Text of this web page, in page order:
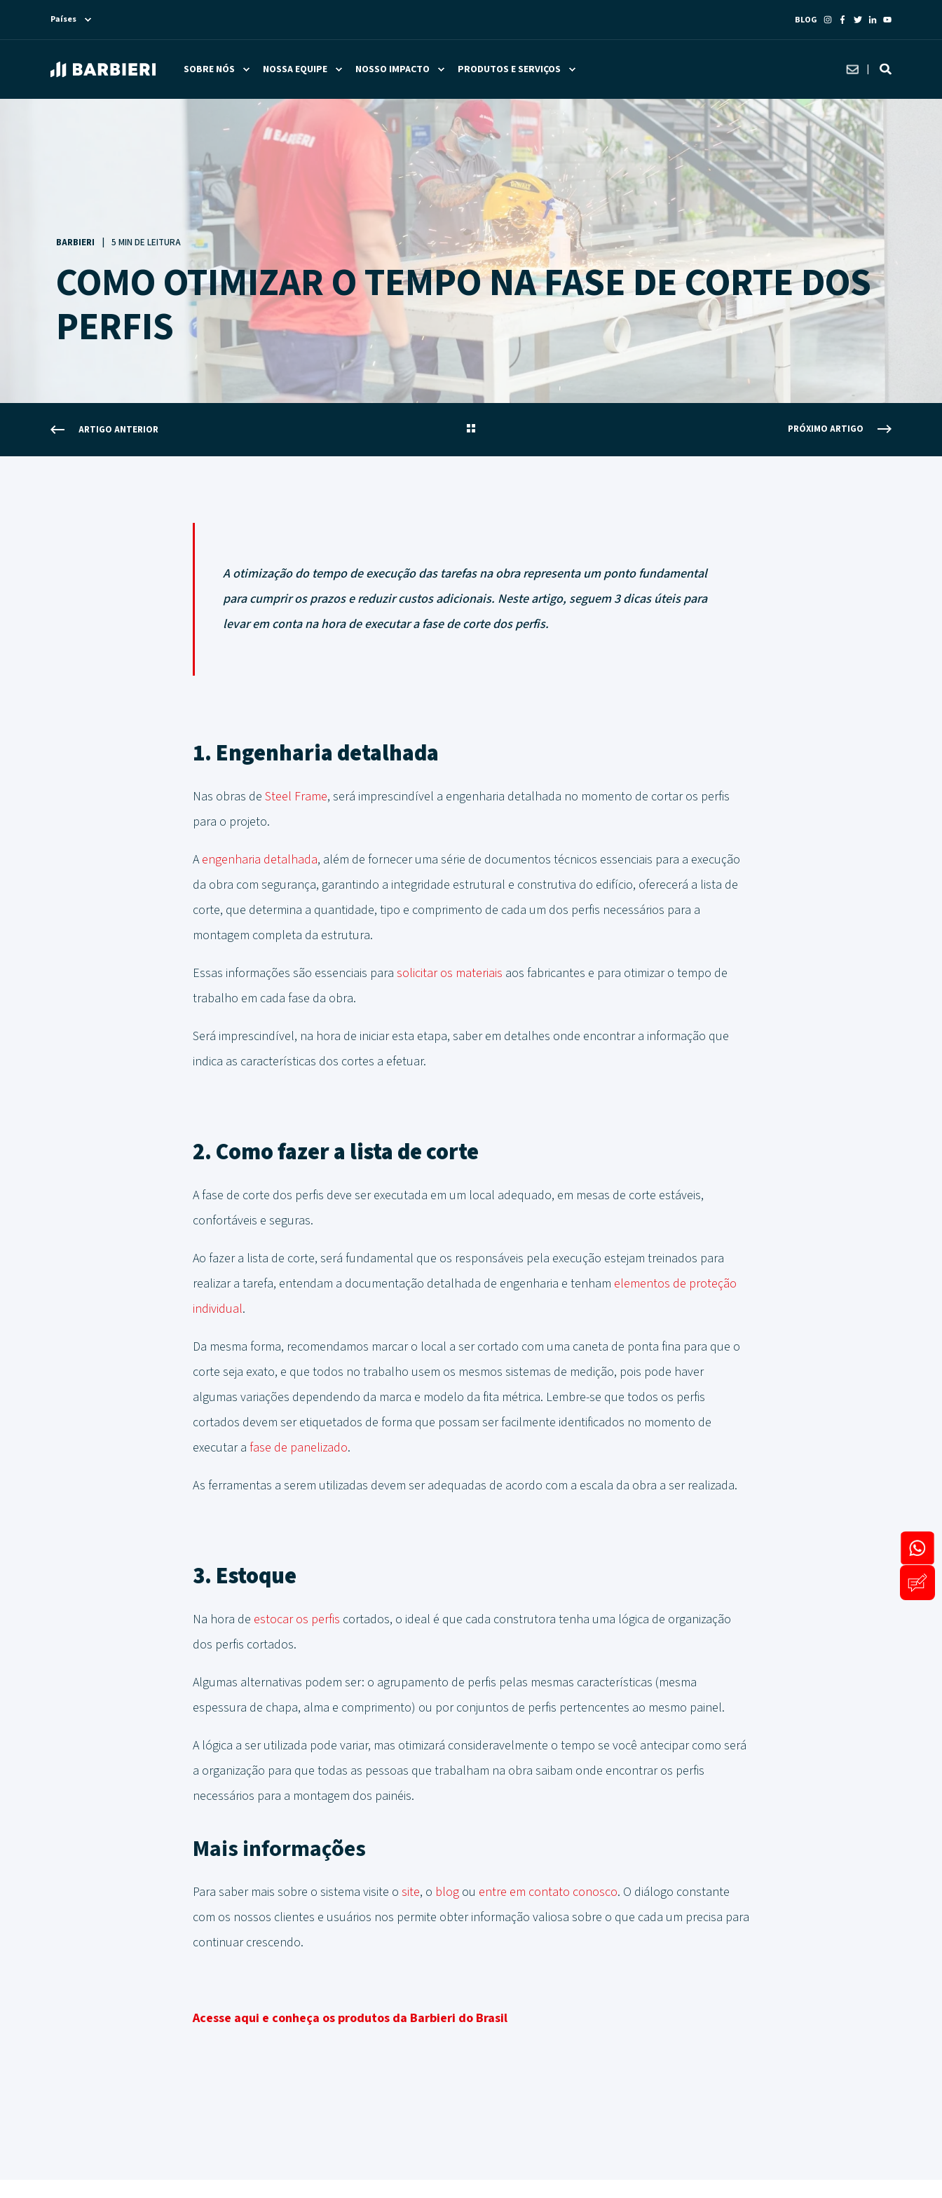
Países BLOG
SOBRE NÓS NOSSA EQUIPE NOSSO IMPACTO PRODUTOS E SERVIÇOS
BARBIERI 5 MIN DE LEITURA
COMO OTIMIZAR O TEMPO NA FASE DE CORTE DOS
PERFIS
ARTIGO ANTERIOR PRÓXIMO ARTIGO
A otimização do tempo de execução das tarefas na obra representa um ponto fundamental
para cumprir os prazos e reduzir custos adicionais. Neste artigo, seguem 3 dicas úteis para
levar em conta na hora de executar a fase de corte dos perfis.
1. Engenharia detalhada
Nas obras de Steel Frame, será imprescindível a engenharia detalhada no momento de cortar os perfis
para o projeto.
Aengenharia detalhada, além de fornecer uma série de documentos técnicos essenciais para a execução
da obra com segurança, garantindo a integridade estrutural e construtiva do edifício, oferecerá a lista de
corte, que determina a quantidade, tipo e comprimento de cada um dos perfis necessários para a
montagem completa da estrutura.
Essas informações são essenciais para solicitar os materiais aos fabricantes e para otimizar o tempo de
trabalho em cada fase da obra.
Será imprescindível, na hora de iniciar esta etapa, saber em detalhes onde encontrar a informação que
indica as características dos cortes a efetuar.
2. Como fazer a lista de corte
A fase de corte dos perfis deve ser executada em um local adequado, em mesas de corte estáveis,
confortáveis ​​e seguras.
Ao fazer a lista de corte, será fundamental que os responsáveis ​​pela execução estejam treinados para
realizar a tarefa, entendam a documentação detalhada de engenharia e tenham elementos de proteção
individual.
Da mesma forma, recomendamos marcar o local a ser cortado com uma caneta de ponta fina para que o
corte seja exato, e que todos no trabalho usem os mesmos sistemas de medição, pois pode haver
algumas variações dependendo da marca e modelo da fita métrica. Lembre-se que todos os perfis
cortados devem ser etiquetados de forma que possam ser facilmente identificados no momento de
executar a fase de panelizado.
As ferramentas a serem utilizadas devem ser adequadas de acordo com a escala da obra a ser realizada.
3. Estoque
Na hora de estocar os perfis cortados, o ideal é que cada construtora tenha uma lógica de organização
dos perfis cortados.
Algumas alternativas podem ser: o agrupamento de perfis pelas mesmas características (mesma
espessura de chapa, alma e comprimento) ou por conjuntos de perfis pertencentes ao mesmo painel.
A lógica a ser utilizada pode variar, mas otimizará consideravelmente o tempo se você antecipar como será
a organização para que todas as pessoas que trabalham na obra saibam onde encontrar os perfis
necessários para a montagem dos painéis.
Mais informações
Para saber mais sobre o sistema visite o site, o blog ou entre em contato conosco. O diálogo constante
com os nossos clientes e usuários nos permite obter informação valiosa sobre o que cada um precisa para
continuar crescendo.
Acesse aqui e conheça os produtos da Barbieri do Brasil